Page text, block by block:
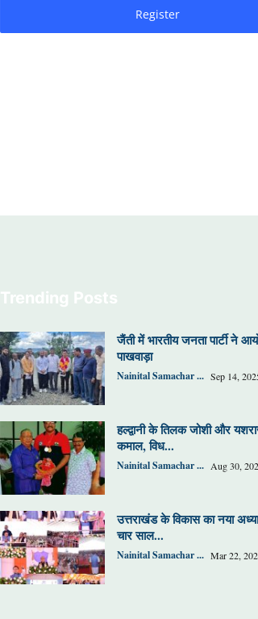
Register
Trending Posts
जैंती में भारतीय जनता पार्टी ने
पाखवाड़ा
Nainital Samachar ... Sep 14,
हल्द्वानी के तिलक जोशी और
कमाल, विध...
Nainital Samachar ... Aug 30,
उत्तराखंड के विकास का नया
चार साल...
Nainital Samachar ... Mar 22,